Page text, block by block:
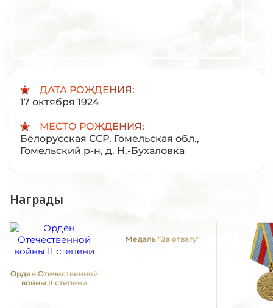
ДАТА РОЖДЕНИЯ:
17 октября 1924
МЕСТО РОЖДЕНИЯ:
Белорусская ССР, Гомельская обл.,
Гомельский р-н, д. Н.-Бухаловка
Награды
Орден Отечественной
войны II степени
Медаль "За отвагу"